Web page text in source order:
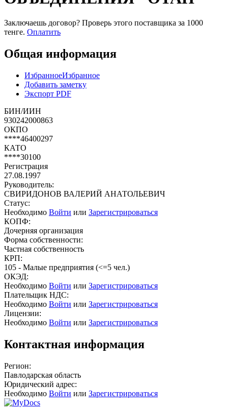
Заключаешь договор? Проверь этого поставщика за 1000
тенге. Оплатить
Общая информация
ИзбранноеИзбранное
Добавить заметку
Экспорт PDF
БИН/ИИН
930242000863
ОКПО
****46400297
КАТО
****30100
Регистрация
27.08.1997
Руководитель:
СВИРИДОНОВ ВАЛЕРИЙ АНАТОЛЬЕВИЧ
Статус:
Необходимо Войти или Зарегистрироваться
КОПФ:
Дочерняя организация
Форма собственности:
Частная собственность
КРП:
105 - Малые предприятия (<=5 чел.)
ОКЭД:
Необходимо Войти или Зарегистрироваться
Плательщик НДС:
Необходимо Войти или Зарегистрироваться
Лицензии:
Необходимо Войти или Зарегистрироваться
Контактная информация
Регион:
Павлодарская область
Юридический адрес:
Необходимо Войти или Зарегистрироваться